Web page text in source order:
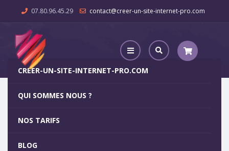
07.80.96.45.29 contact@creer-un-site-internet-pro.com
CREER-UN-SITE-INTERNET-PRO.COM
QUI SOMMES NOUS ?
NOS TARIFS
BLOG
Agence Web Ampilly-le-Sec
5